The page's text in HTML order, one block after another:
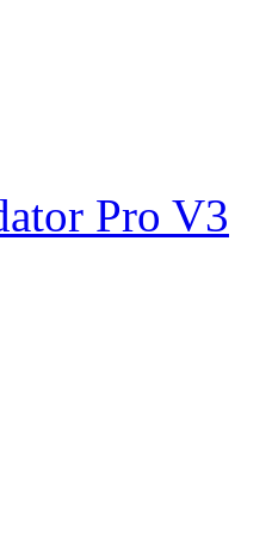
Pro V3